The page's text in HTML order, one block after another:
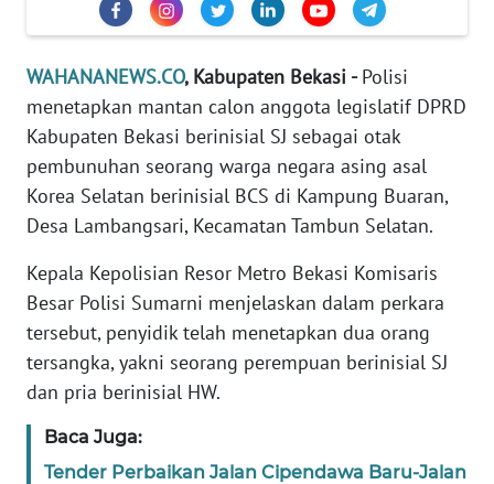
WAHANANEWS.CO, Kabupaten Bekasi -Polisi
menetapkan mantan calon anggota legislatif DPRD
Kabupaten Bekasi berinisial SJ sebagai otak
pembunuhan seorang warga negara asing asal
Korea Selatan berinisial BCS di Kampung Buaran,
Desa Lambangsari, Kecamatan Tambun Selatan.
Kepala Kepolisian Resor Metro Bekasi Komisaris
Besar Polisi Sumarni menjelaskan dalam perkara
tersebut, penyidik telah menetapkan dua orang
tersangka, yakni seorang perempuan berinisial SJ
dan pria berinisial HW.
Baca Juga:
Tender Perbaikan Jalan Cipendawa Baru-Jalan
Informasi
INDEKS
BERITA
KAMI
INFO
TENTANG
KAMI